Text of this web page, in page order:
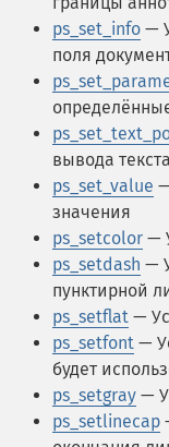
ps_set_info —
поля
вывода текста
ps_set_value
значения
ps_setcolor —
ps_setdash —
пунктирной
ps_setflat —
ps_setfont —
будет
ps_setgray —
ps_setlinecap